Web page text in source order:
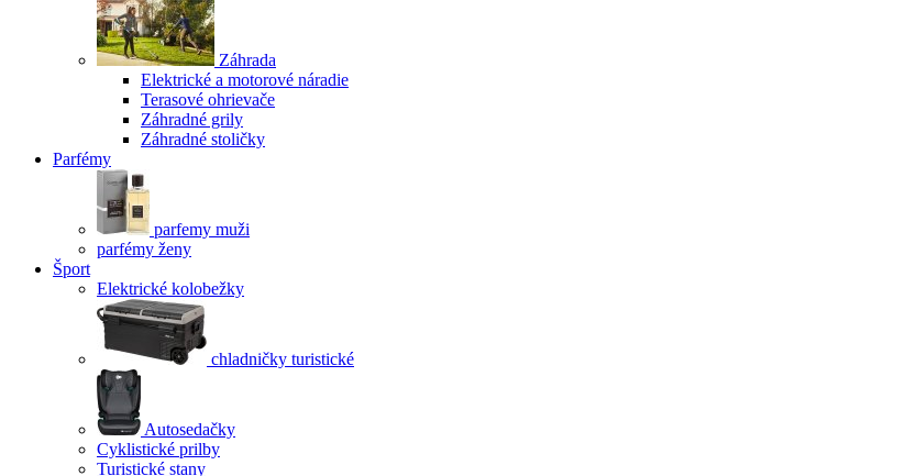
Záhrada
Elektrické a motorové náradie
Terasové ohrievače
Záhradné grily
Záhradné stoličky
Parfémy
parfemy muži
parfémy ženy
Šport
Elektrické kolobežky
chladničky turistické
Autosedačky
Cyklistické prilby
Turistické stany